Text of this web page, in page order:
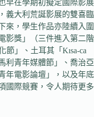
早在學期初擬定國際影展
義大利荒誕影展的雙喜臨
來，學生作品亦陸續入圍
影獎」（三件進入第二階
節」、土耳其「Kısa-ca
利青年媒體節」、喬治亞
年電影論壇」，以及年底
國際競賽，令人期待更多